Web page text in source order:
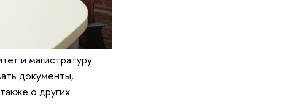
и магистратуру
документы,
о других